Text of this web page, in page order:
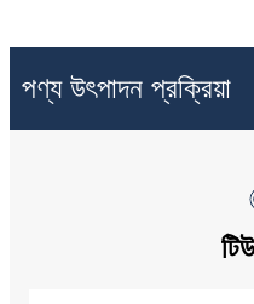
পণ্য উৎপাদন প্রক্রিয়া